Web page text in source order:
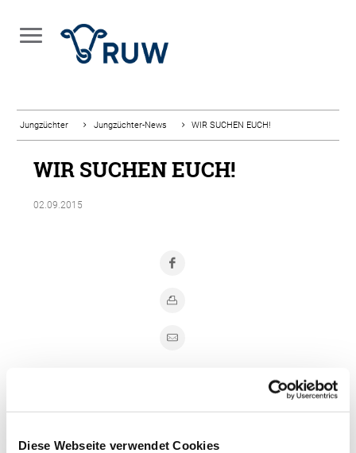
Diese Webseite verwendet Cookies
Jungzüchter Jungzüchter-News WIR SUCHEN EUCH!
WIR SUCHEN EUCH!
02.09.2015